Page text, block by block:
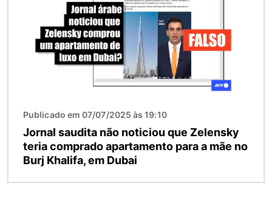
Publicado em 07/07/2025 às 19:10
Jornal saudita não noticiou que Zelensky
teria comprado apartamento para a mãe no
Burj Khalifa, em Dubai